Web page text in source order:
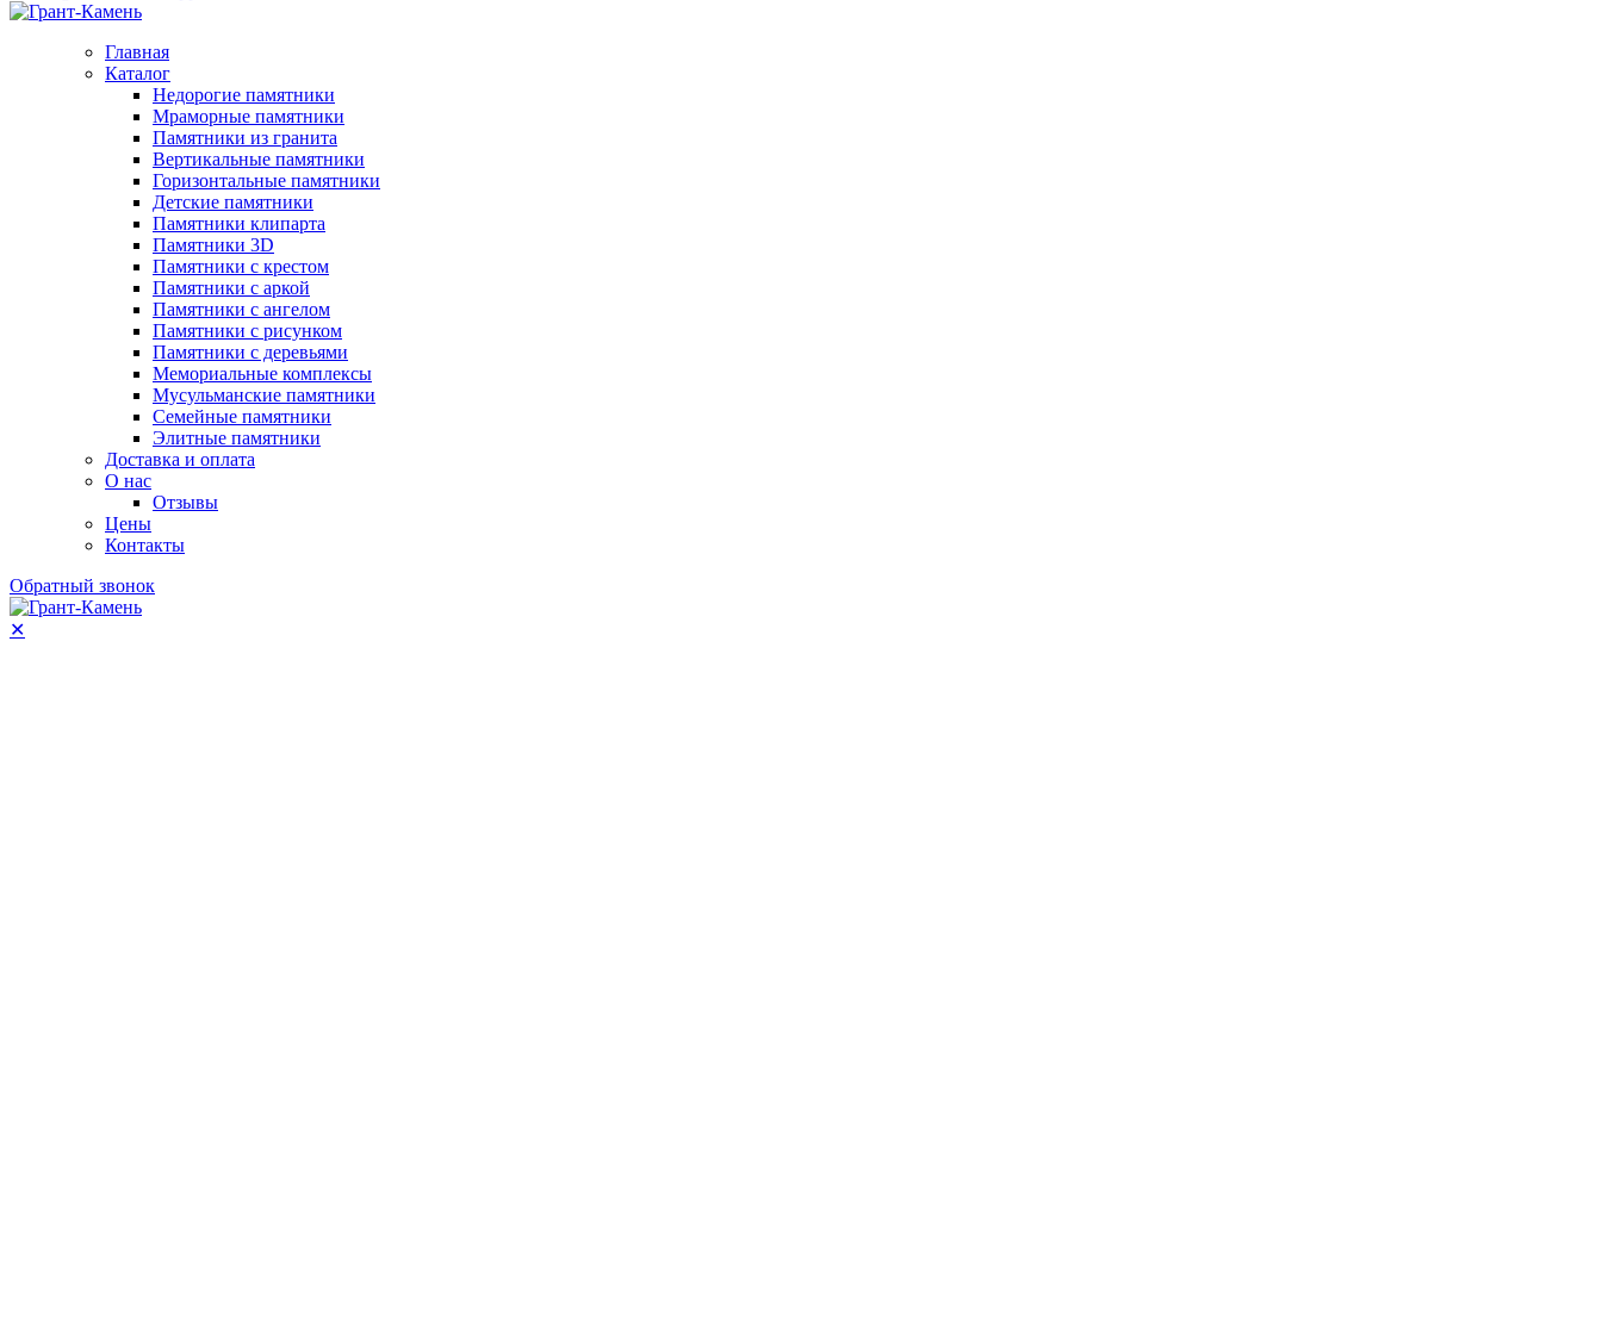
Главная
Каталог
Недорогие памятники
Мраморные памятники
Памятники из гранита
Вертикальные памятники
Горизонтальные памятники
Детские памятники
Памятники клипарта
Памятники 3D
Памятники с крестом
Памятники с аркой
Памятники с ангелом
Памятники с рисунком
Памятники с деревьями
Мемориальные комплексы
Мусульманские памятники
Семейные памятники
Элитные памятники
Доставка и оплата
О нас
Отзывы
Цены
Контакты
Обратный звонок
✕